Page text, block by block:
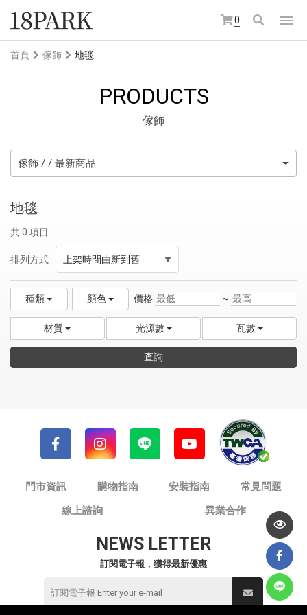
0
首頁 傢飾 地毯
PRODUCTS
傢飾
傢飾 / / 最新商品
地毯
共 0 項目
排列方式 上架時間由新到舊
種類 顏色 價格 ~
材質 光源數 瓦數
查詢
門市資訊 購物指南 安裝指南
常見問題
線上諮詢
異業合作
NEWS LETTER
訂閱電子報，獲得最新優惠